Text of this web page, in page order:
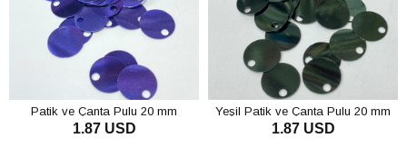
Patik ve Çanta Pulu 20 mm
1.87 USD
Yeşil Patik ve Çanta Pulu 20 mm
1.87 USD